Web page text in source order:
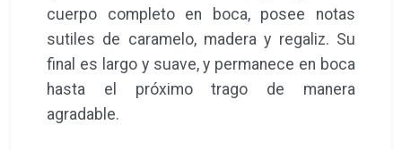
cuerpo completo en boca, posee notas
sutiles de caramelo, madera y regaliz. Su
final es largo y suave, y permanece en boca
hasta el próximo trago de manera
agradable.